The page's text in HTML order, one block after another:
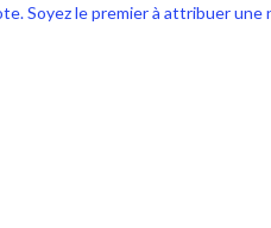
Soyez le premier à attribuer une